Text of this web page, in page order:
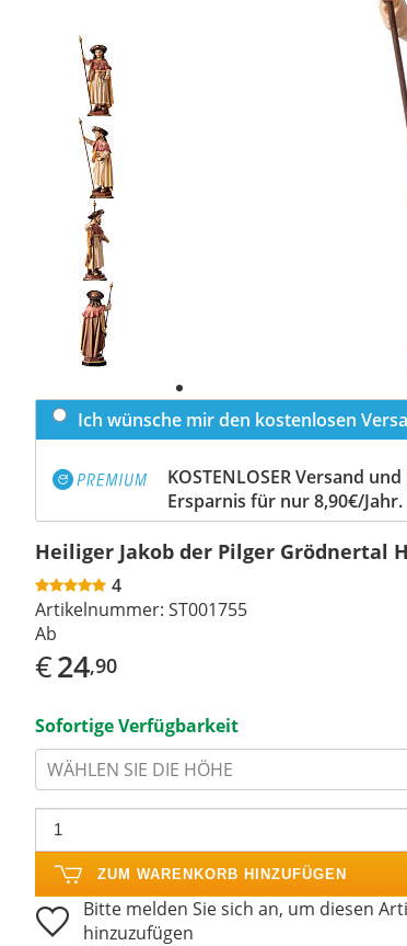
Previous
slide
Next
slide
Ich wünsche mir den kostenlosen
KOSTENLOSER Versand
Ersparnis für nur 8,90€/Jahr.
Heiliger Jakob der Pilger Grödnertal
4
Artikelnummer: ST001755
Ab
€24,90
Sofortige Verfügbarkeit
WÄHLEN SIE DIE HÖHE
ZUM WARENKORB HINZUFÜGEN
Bitte melden Sie sich an, um diesen
hinzuzufügen